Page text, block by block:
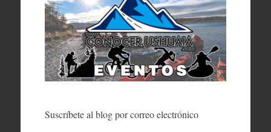
Suscríbete al blog por correo electrónico